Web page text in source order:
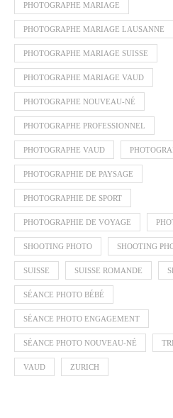
PHOTOGRAPHE MARIAGE
PHOTOGRAPHE MARIAGE LAUSANNE
PHOTOGRAPHE MARIAGE SUISSE
PHOTOGRAPHE MARIAGE VAUD
PHOTOGRAPHE NOUVEAU-NÉ
PHOTOGRAPHE PROFESSIONNEL
PHOTOGRAPHE VAUD
PHOTOGRAPHIE DE PAYSAGE
PHOTOGRAPHIE DE SPORT
PHOTOGRAPHIE DE VOYAGE
SHOOTING PHOTO SHOOTING
SUISSE SUISSE ROMANDE
SÉANCE PHOTO BÉBÉ
SÉANCE PHOTO ENGAGEMENT
SÉANCE PHOTO NOUVEAU-NÉ
VAUD ZURICH